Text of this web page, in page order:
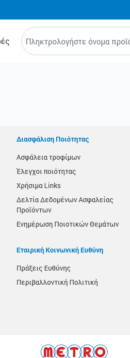
Διασφάλιση Ποιότητας
Ασφάλεια τροφίμων
Έλεγχοι ποιότητας
Χρήσιμα Links
Δελτία Δεδομένων Ασφαλείας
Προϊόντων
Ενημέρωση Ποιοτικών Θεμάτων
Εταιρική Κοινωνική Ευθύνη
Πράξεις Ευθύνης
Περιβαλλοντική Πολιτική